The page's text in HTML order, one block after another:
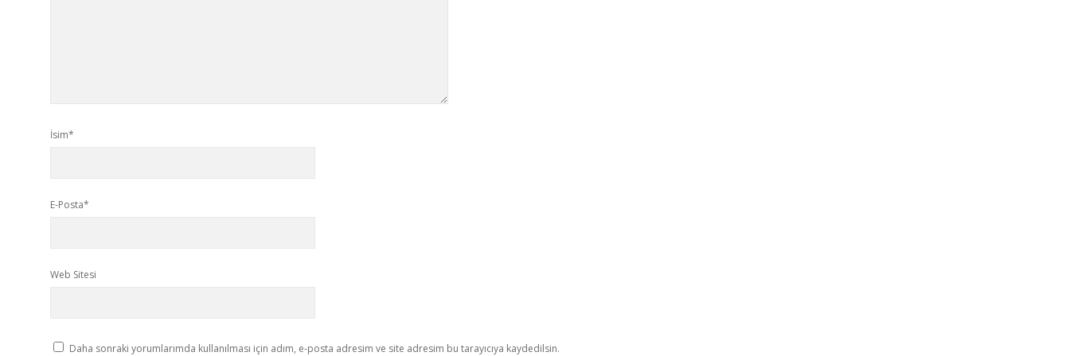
İsim*
E-Posta*
Web Sitesi
Daha sonraki yorumlarımda kullanılması için adım, e-posta adresim ve site adresim bu tarayıcıya kaydedilsin.